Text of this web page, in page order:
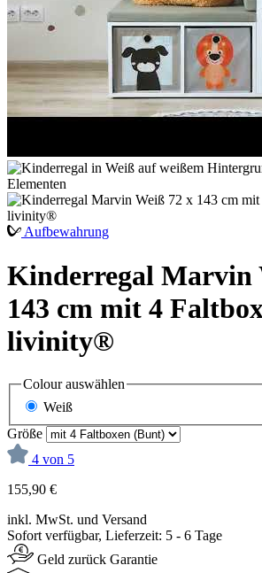
Aufbewahrung
Kinderregal Marvin
143 cm mit 4
livinity®
Colourauswählen
Weiß
Größe
4 von 5
155,90 €
inkl. MwSt. und Versand
Sofort verfügbar, Lieferzeit: 5 - 6 Tage
Geld zurück Garantie